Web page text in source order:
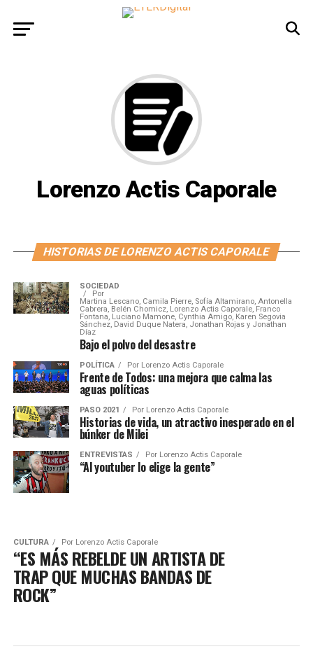
Lorenzo Actis Caporale
HISTORIAS DE LORENZO ACTIS CAPORALE
SOCIEDAD
Por
Martina Lescano, Camila Pierre, Sofía Altamirano, Antonella
Cabrera, Belén Chomicz, Lorenzo Actis Caporale, Franco
Fontana, Luciano Mamone, Cynthia Amigo, Karen Segovia
Sánchez, David Duque Natera, Jonathan Rojas y Jonathan
Díaz
Bajo el polvo del desastre
POLÍTICA Por Lorenzo Actis Caporale
Frente de Todos: una mejora que calma las
aguas políticas
PASO 2021 Por Lorenzo Actis Caporale
Historias de vida, un atractivo inesperado en el
búnker de Milei
ENTREVISTAS Por Lorenzo Actis Caporale
“Al youtuber lo elige la gente”
CULTURA Por Lorenzo Actis Caporale
“ES MÁS REBELDE UN ARTISTA DE
TRAP QUE MUCHAS BANDAS DE
ROCK”